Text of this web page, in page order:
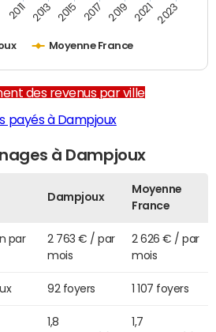
Moyenne France
2011 2013 2015 2017 2019 2021 2023
des revenus par ville
payés à Dampjoux
à Dampjoux
Dampjoux
Moyenne
France
par
2 763 € / par
mois
2 626 € / par
mois
92 foyers 1 107 foyers
1,8
1,7